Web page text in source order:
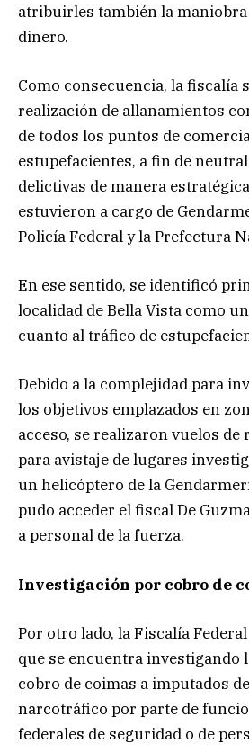
atribuirles también la maniobra
dinero.
Como consecuencia, la fiscalía
realización de allanamientos
de todos los puntos de
estupefacientes, a fin de
delictivas de manera
estuvieron a cargo de
Policía Federal y la Prefectura
En ese sentido, se identificó
localidad de Bella Vista como
cuanto al tráfico de
Debido a la complejidad para
los objetivos emplazados en
acceso, se realizaron vuelos
para avistaje de lugares
un helicóptero de la
pudo acceder el fiscal De
a personal de la fuerza.
Investigación por cobro de
Por otro lado, la Fiscalía
que se encuentra investigando
cobro de coimas a imputados
narcotráfico por parte de
federales de seguridad o de